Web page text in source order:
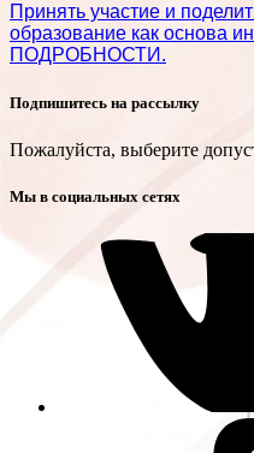
Принять участие и
образование как основа
ПОДРОБНОСТИ.
Подпишитесь на рассылку
Пожалуйста, выберите
Мы в социальных сетях